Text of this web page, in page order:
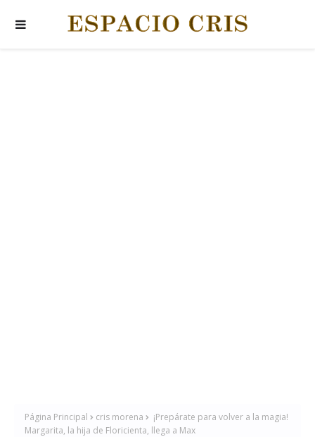
Página Principal cris morena
¡Prepárate para volver a la magia!
Margarita, la hija de Floricienta, llega a Max